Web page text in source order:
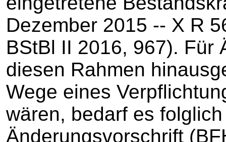
Dezember 2015 ‑‑ X R
BStBl II 2016, 967). Für
diesen Rahmen
Wege eines
wären, bedarf es
Änderungsvorschrift